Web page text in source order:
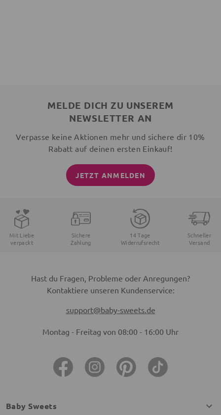
MELDE DICH ZU UNSEREM
NEWSLETTER AN
Verpasse keine Aktionen mehr und sichere dir 10%
Rabatt auf deinen ersten Einkauf!
JETZT ANMELDEN
Mit Liebe
verpackt
Sichere
Zahlung
14 Tage
Widerrufsrecht
Schneller
Versand
Hast du Fragen, Probleme oder Anregungen?
Kontaktiere unseren Kundenservice:
support@baby-sweets.de
Montag - Freitag von 08:00 - 16:00 Uhr
Baby Sweets